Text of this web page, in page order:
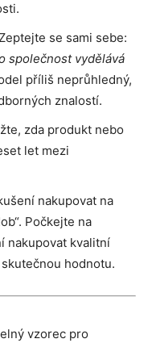
Zeptejte se sami sebe:
společnost vydělává
příliš neprůhledný,
znalostí.
zda produkt nebo
let mezi
nakupovat na
Počkejte na
nakupovat kvalitní
hodnotu.
vzorec pro